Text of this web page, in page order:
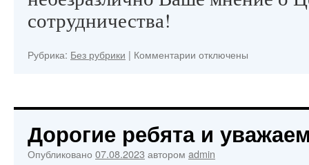
сотрудничества!
Рубрика: Без рубрики | Комментарии котключены
Дорогие ребята и
Опубликовано 07.08.2023 автором admin